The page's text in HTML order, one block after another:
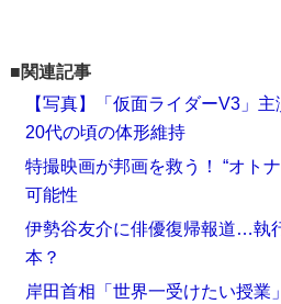
■関連記事
【写真】「仮面ライダーV3」
20代の頃の体形維持
特撮映画が邦画を救う！ “オト
可能性
伊勢谷友介に俳優復帰報道…執
本？
岸田首相「世界一受けたい授